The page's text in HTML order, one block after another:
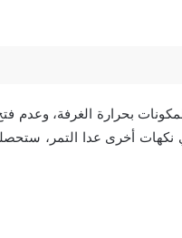
نكهات أخرى عدا التمر،